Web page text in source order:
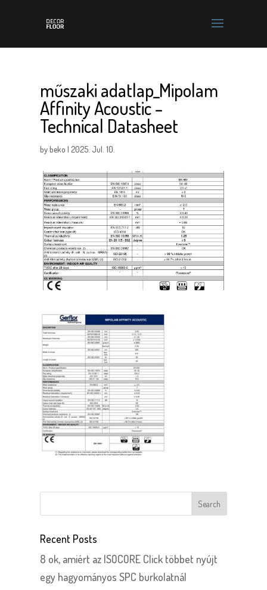
műszaki adatlap_Mipolam
Affinity Acoustic –
Technical Datasheet
bybeko |2025. Jul. 10.
Recent Posts
8 ok, amiért az ISOCORE Click többet nyújt
egy hagyományos SPC burkolatnál